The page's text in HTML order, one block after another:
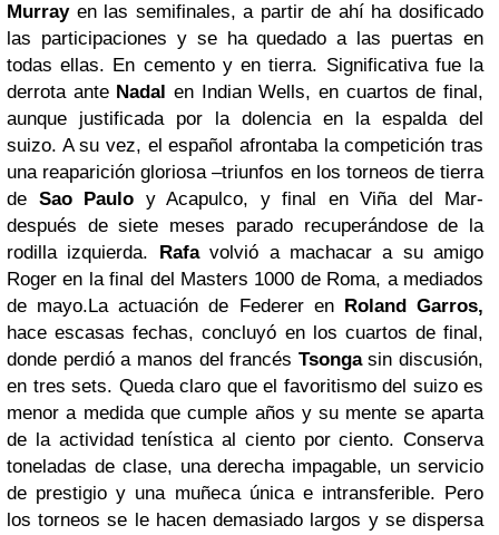
Murrayen las semifinales, a partir de ahí ha dosificado
las participaciones y se ha quedado a las puertas en
todas ellas. En cemento y en tierra. Significativa fue la
derrota ante Nadalen Indian Wells, en cuartos de final,
aunque justificada por la dolencia en la espalda del
suizo. A su vez, el español afrontaba la competición tras
una reaparición gloriosa –triunfos en los torneos de tierra
de Sao Paulo y Acapulco, y final en Viña del Mar-
después de siete meses parado recuperándose de la
rodilla izquierda. Rafavolvió a machacar a su amigo
Roger en la final del Masters 1000 de Roma, a mediados
de mayo.La actuación de Federer en Roland Garros,
hace escasas fechas, concluyó en los cuartos de final,
donde perdió a manos del francés Tsongasin discusión,
en tres sets. Queda claro que el favoritismo del suizo es
menor a medida que cumple años y su mente se aparta
de la actividad tenística al ciento por ciento. Conserva
toneladas de clase, una derecha impagable, un servicio
de prestigio y una muñeca única e intransferible. Pero
los torneos se le hacen demasiado largos y se dispersa